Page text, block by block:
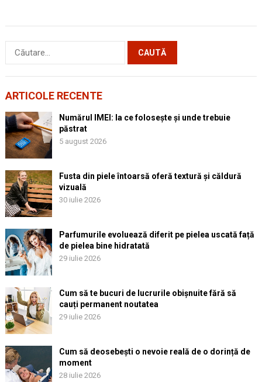
Caută
ARTICOLE RECENTE
Numărul IMEI: la ce folosește și unde trebuie
păstrat
5 august 2026
Fusta din piele întoarsă oferă textură și căldură
vizuală
30 iulie 2026
Parfumurile evoluează diferit pe pielea uscată față
de pielea bine hidratată
29 iulie 2026
Cum să te bucuri de lucrurile obișnuite fără să
cauți permanent noutatea
29 iulie 2026
Cum să deosebești o nevoie reală de o dorință de
moment
28 iulie 2026